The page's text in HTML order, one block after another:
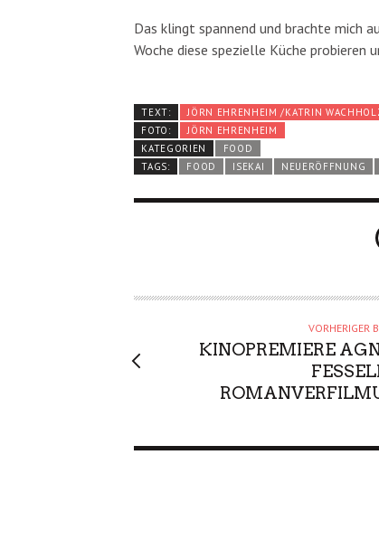
Das klingt spannend und brachte mich
Woche diese spezielle Küche probieren
TEXT:
JÖRN EHRENHEIM /KATRIN
FOTO:
JÖRN EHRENHEIM
KATEGORIEN
FOOD
TAGS:
FOOD ISEKAI NEUERÖFFNUNG
VORHERIGER
KINOPREMIERE